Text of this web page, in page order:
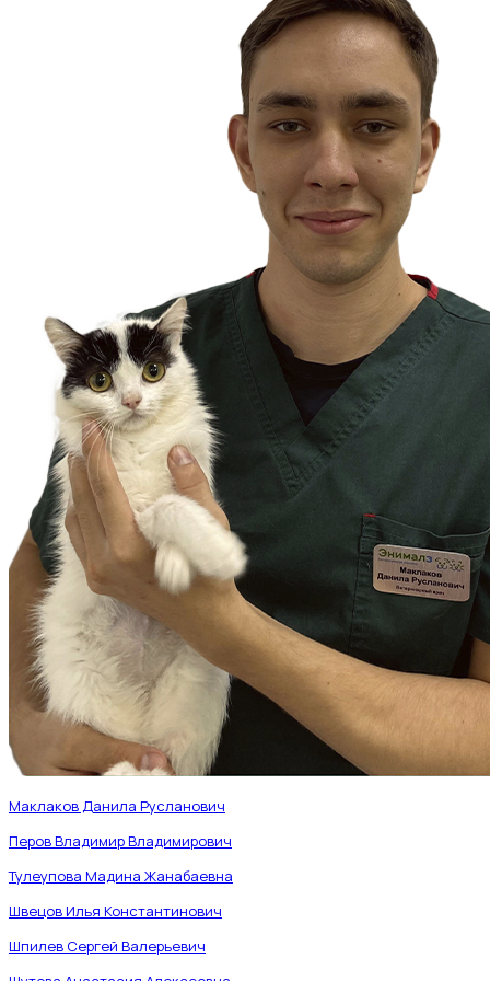
Маклаков Данила Русланович
Перов Владимир Владимирович
Тулеупова Мадина Жанабаевна
Швецов Илья Константинович
Шпилев Сергей Валерьевич